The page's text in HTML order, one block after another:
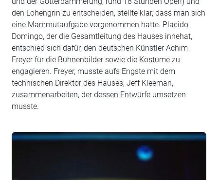
den Lohengrin zu entscheiden, stellte klar, dass man sich
eine Mammutaufgabe vorgenommen hatte. Placido
Domingo, der die Gesamtleitung des Hauses innehat,
entschied sich dafür, den deutschen Künstler Achim
Freyer für die Bühnenbilder sowie die Kostüme zu
engagieren. Freyer, musste aufs Engste mit dem
technischen Direktor des Hauses, Jeff Kleeman,
zusammenarbeiten, der dessen Entwürfe umsetzen
musste.